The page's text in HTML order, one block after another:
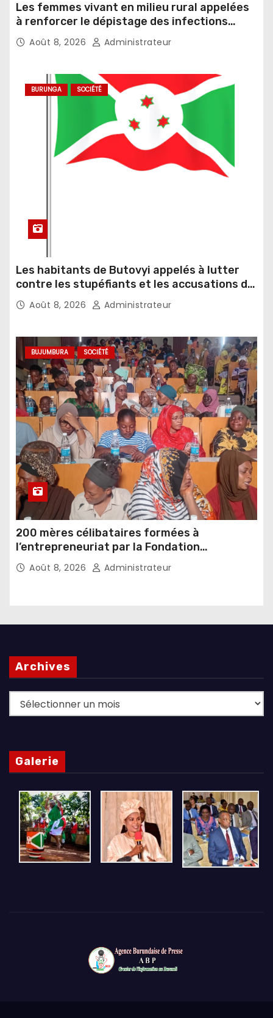
Les femmes vivant en milieu rural appelées
à renforcer le dépistage des infections
sexuellement transmissibles
Août 8, 2026 Administrateur
BURUNGA SOCIÉTÉ
Les habitants de Butovyi appelés à lutter
contre les stupéfiants et les accusations de
sorcellerie
Août 8, 2026 Administrateur
BUJUMBURA SOCIÉTÉ
200 mères célibataires formées à
l’entrepreneuriat par la Fondation
Umugiraneza et l’OPDD
Août 8, 2026 Administrateur
Archives
Archives
Galerie